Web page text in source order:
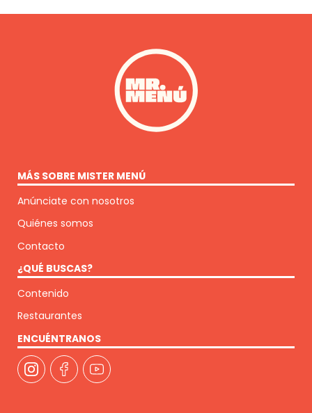
MÁS SOBRE MISTER MENÚ
Anúnciate con nosotros
Quiénes somos
Contacto
¿QUÉ BUSCAS?
Contenido
Restaurantes
ENCUÉNTRANOS